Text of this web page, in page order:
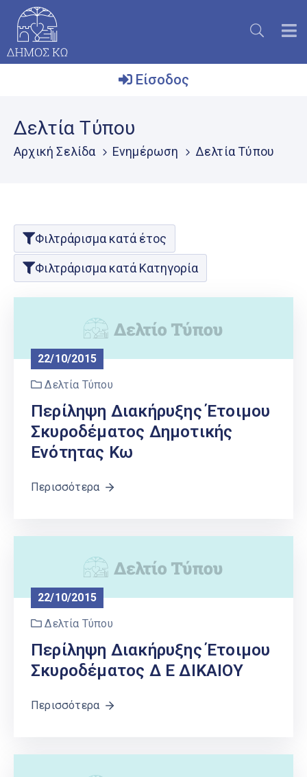
Δήμος
Το
Επικοινωνία
Μητρώο
Εθελοντών
Είσοδος
Δελτία Τύπου
Αρχική Σελίδα Ενημέρωση Δελτία Τύπου
Φιλτράρισμα κατά έτος
Φιλτράρισμα κατά Κατηγορία
22/10/2015
Δελτία Τύπου
Περίληψη Διακήρυξης Έτοιμου
Σκυροδέματος Δημοτικής
Ενότητας Κω
Περισσότερα
22/10/2015
Δελτία Τύπου
Περίληψη Διακήρυξης Έτοιμου
Σκυροδέματος Δ Ε ΔΙΚΑΙΟΥ
Περισσότερα